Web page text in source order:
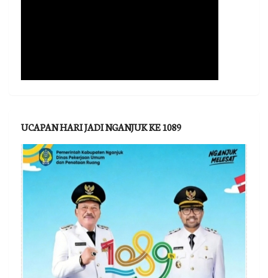
UCAPAN HARI JADI NGANJUK KE 1089